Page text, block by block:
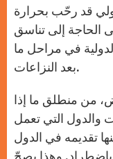
قد رحّب بحرارة
الحاجة إلى تناسق
في مراحل ما
بعد النزاعات.
من منطلق ما إذا
والدول التي تعمل
تقديمه في الدول
وهذا يصحّ